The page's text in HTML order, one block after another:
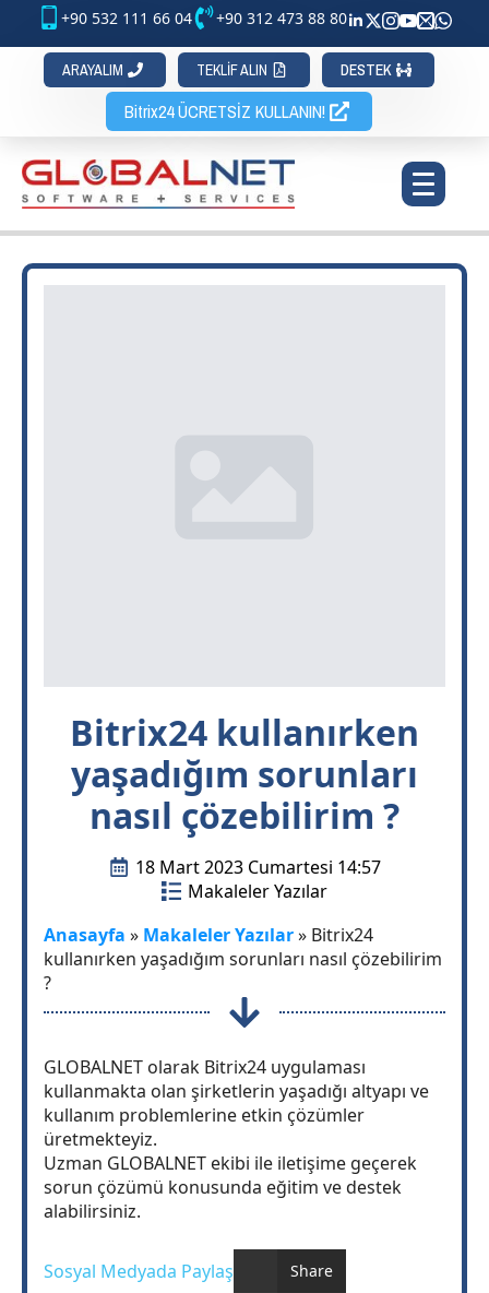
+90 532 111 66 04 +90 312 473 88 80
ARAYALIM TEKLİF ALIN DESTEK
Bitrix24 ÜCRETSİZ KULLANIN!
Bitrix24 kullanırken
yaşadığım sorunları
nasıl çözebilirim ?
18 Mart 2023 Cumartesi 14:57
Makaleler Yazılar
Anasayfa » Makaleler Yazılar» Bitrix24
kullanırken yaşadığım sorunları nasıl çözebilirim
?
GLOBALNET olarak Bitrix24 uygulaması
kullanmakta olan şirketlerin yaşadığı altyapı ve
kullanım problemlerine etkin çözümler
üretmekteyiz.
Uzman GLOBALNET ekibi ile iletişime geçerek
sorun çözümü konusunda eğitim ve destek
alabilirsiniz.
Sosyal Medyada Paylaş Share